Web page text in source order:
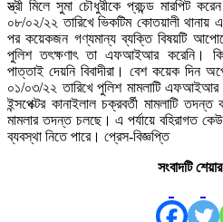
স্ত্রী মিলে সুমা চৌধুরীকে প্রচন্ড মারপিট
০৮/০২/২২ তারিখে ভিকটিম কোতয়ালী
পর কয়েকজন গণ্যমান্য ব্যক্তি বিষয়টি
পুলিশ তৎক্ষণাৎ তা এফআইআর করেনি।
পাত্তাই দেয়নি বিবাদীরা। বেশ কয়েক দিন
০১/০৩/২২ তারিখে পুলিশ মামলাটি এফআইআর
ইন্সপেক্টর কানাইলাল চক্রবর্তী মামলাটি
মামলার তদন্ত চলছে। এ পর্যায়ে বহিরাগত
ব্যবস্থা নিতে পারে। প্রেস-বিজ্ঞপ্তি
সংবাদটি